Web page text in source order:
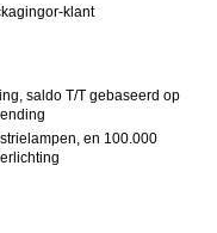
klant
saldo T/T gebaseerd op
en 100.000